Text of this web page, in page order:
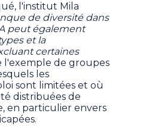
l'institut Mila
de diversité dans
peut également
et la
certaines
l'exemple de groupes
les
sont limitées et où
distribuées de
en particulier envers